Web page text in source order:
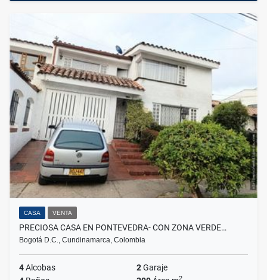
CASA VENTA
PRECIOSA CASA EN PONTEVEDRA- CON ZONA VERDE…
Bogotá D.C., Cundinamarca, Colombia
4Alcobas 2Garaje